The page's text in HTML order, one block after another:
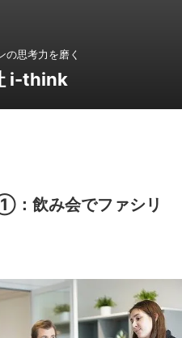
の思考力を磨く
i-think
：飲み会でファシリ